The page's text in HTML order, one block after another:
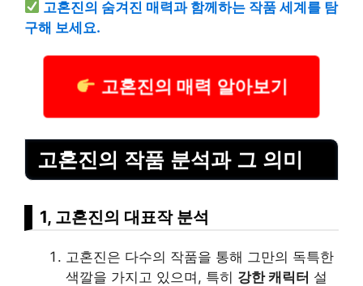
고혼진의 숨겨진 매력과 함께하는 작품 세계를 탐
구해 보세요.
고혼진의 매력 알아보기
고혼진의 작품 분석과 그 의미
1, 고혼진의 대표작 분석
고혼진은 다수의 작품을 통해 그만의 독특한
색깔을 가지고 있으며, 특히 강한 캐릭터 설